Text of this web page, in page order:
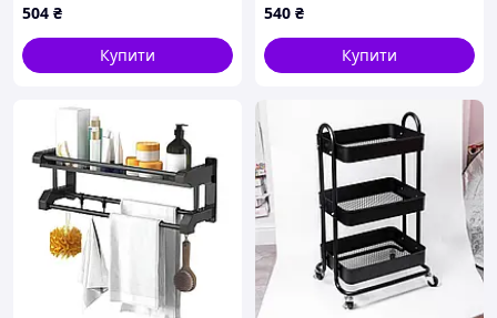
для кухні та ванної кімнати
504 ₴
Купити
540 ₴
Купити